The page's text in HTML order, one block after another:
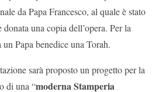
da Papa Francesco, al quale è stato
una copia dell’opera. Per la
Papa benedice una Torah.
sarà proposto un progetto per la
di una “moderna Stamperia